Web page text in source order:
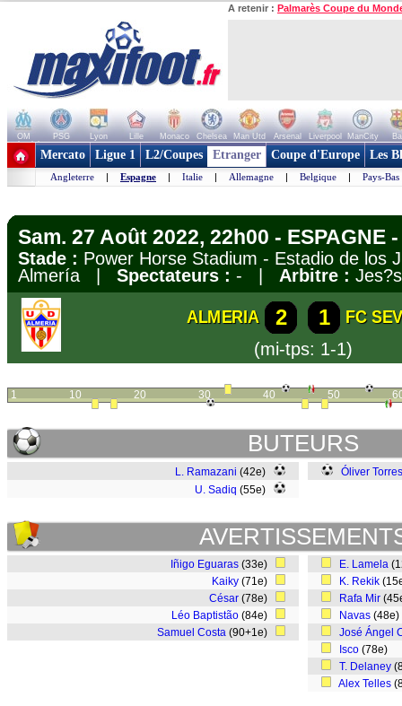
A retenir : Palmarès Coupe du
OM PSG Lyon Lille Monaco Chelsea Man Utd Arsenal Liverpool ManCity
+ de clubs
Mercato Ligue 1 L2/Coupes Etranger Coupe d'Europe Les
Angleterre | Espagne | Italie | Allemagne | Belgique | Pays-Bas
Sam. 27 Août 2022, 22h00 - ESPAGNE
Stade : Power Horse Stadium - Estadio de los
Almería | Spectateurs : - | Arbitre :
ALMERIA 2 1
FC
(mi-tps: 1-1)
1 10 20 30 40 50
BUTEURS
L. Ramazani (42e)
U. Sadiq (55e)
Óliver Torres
Iñigo Eguaras (33e)
Kaiky (71e)
César (78e)
Léo Baptistão (84e)
Samuel Costa (90+1e)
E. Lamela
K. Rekik
Rafa Mir
Navas
José Ángel
Isco (78e)
T. Delaney
Alex Telles